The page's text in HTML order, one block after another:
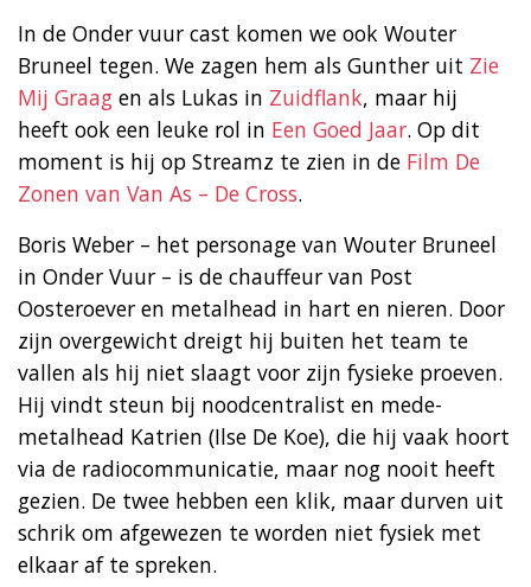
In de Onder vuur cast komen we ook Wouter
Bruneel tegen. We zagen hem als Gunther uit Zie
Mij Graag en als Lukas in Zuidflank, maar hij
heeft ook een leuke rol in Een Goed Jaar. Op dit
moment is hij op Streamz te zien in de Film De
Zonen van Van As – De Cross.
Boris Weber – het personage van Wouter Bruneel
in Onder Vuur – is de chauffeur van Post
Oosteroever en metalhead in hart en nieren. Door
zijn overgewicht dreigt hij buiten het team te
vallen als hij niet slaagt voor zijn fysieke proeven.
Hij vindt steun bij noodcentralist en mede-
metalhead Katrien (Ilse De Koe), die hij vaak hoort
via de radiocommunicatie, maar nog nooit heeft
gezien. De twee hebben een klik, maar durven uit
schrik om afgewezen te worden niet fysiek met
elkaar af te spreken.